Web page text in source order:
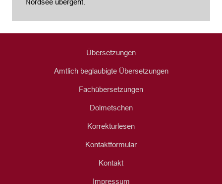
Nordsee übergeht.
Übersetzungen
Amtlich beglaubigte Übersetzungen
Fachübersetzungen
Dolmetschen
Korrekturlesen
Kontaktformular
Kontakt
Impressum